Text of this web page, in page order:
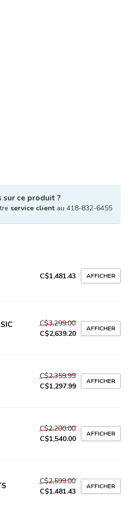
sur ce produit ?
service client au 418-832-6455
C$1,481.43 AFFICHER
C$3,299.00
C$2,639.20
AFFICHER
C$2,359.99
C$1,297.99
AFFICHER
C$2,200.00
C$1,540.00
AFFICHER
C$2,599.00
C$1,481.43
AFFICHER